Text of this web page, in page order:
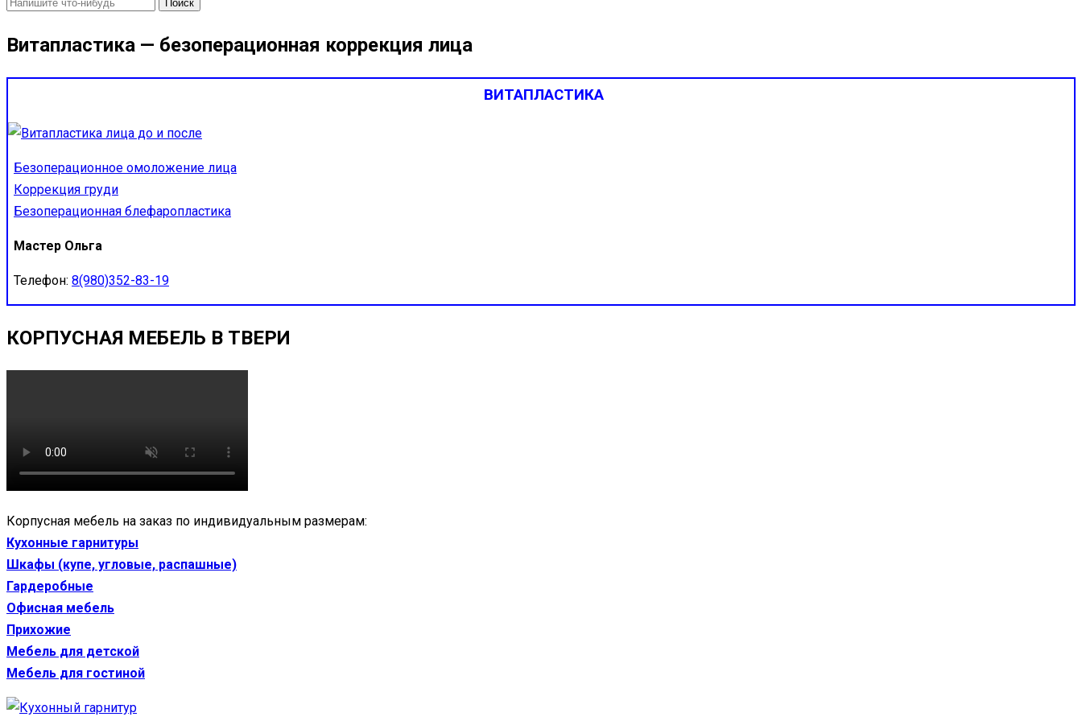
Витапластика — безоперационная коррекция лица
ВИТАПЛАСТИКА
Безоперационное омоложение лица
Коррекция груди
Безоперационная блефаропластика
Мастер Ольга
Телефон: 8(980)352-83-19
КОРПУСНАЯ МЕБЕЛЬ В ТВЕРИ
Корпусная мебель на заказ по индивидуальным размерам:
Кухонные гарнитуры
Шкафы (купе, угловые, распашные)
Гардеробные
Офисная мебель
Прихожие
Мебель для детской
Мебель для гостиной